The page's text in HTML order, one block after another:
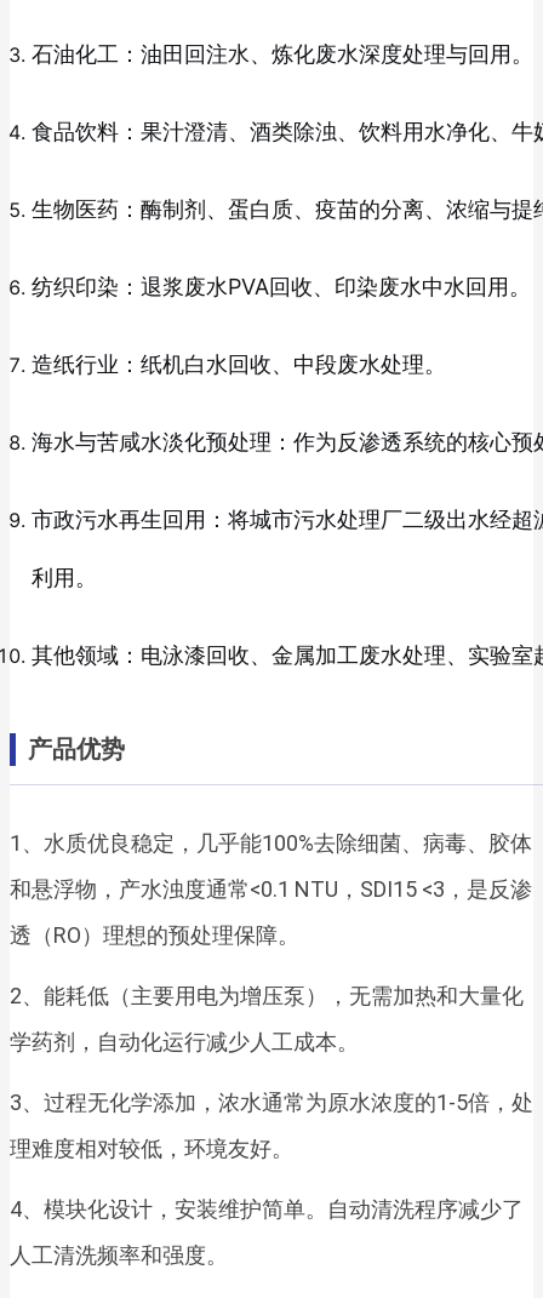
石油化工：油田回注水、炼化废水深度处理与回用。
食品饮料：果汁澄清、酒类除浊、饮料用水净化、牛
生物医药：酶制剂、蛋白质、疫苗的分离、浓缩与提
纺织印染：退浆废水PVA回收、印染废水中水回用。
造纸行业：纸机白水回收、中段废水处理。
海水与苦咸水淡化预处理：作为反渗透系统的核心
市政污水再生回用：将城市污水处理厂二级出水经
利用。
其他领域：电泳漆回收、金属加工废水处理、实验室
产品优势
1、水质优良稳定，几乎能100%去除细菌、病毒、胶体
和悬浮物，产水浊度通常<0.1 NTU，SDI15 <3，是反渗
透（RO）理想的预处理保障。
2、能耗低（主要用电为增压泵），无需加热和大量化
学药剂，自动化运行减少人工成本。
3、过程无化学添加，浓水通常为原水浓度的1-5倍，处
理难度相对较低，环境友好。
4、模块化设计，安装维护简单。自动清洗程序减少了
人工清洗频率和强度。